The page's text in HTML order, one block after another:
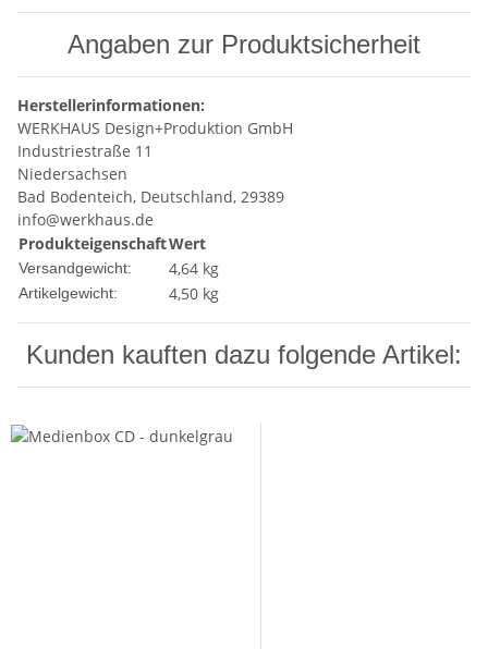
Angaben zur Produktsicherheit
Herstellerinformationen:
WERKHAUS Design+Produktion GmbH
Industriestraße 11
Niedersachsen
Bad Bodenteich, Deutschland, 29389
info@werkhaus.de
ProdukteigenschaftWert
Versandgewicht: 4,64 kg
Artikelgewicht: 4,50 kg
Kunden kauften dazu folgende Artikel: